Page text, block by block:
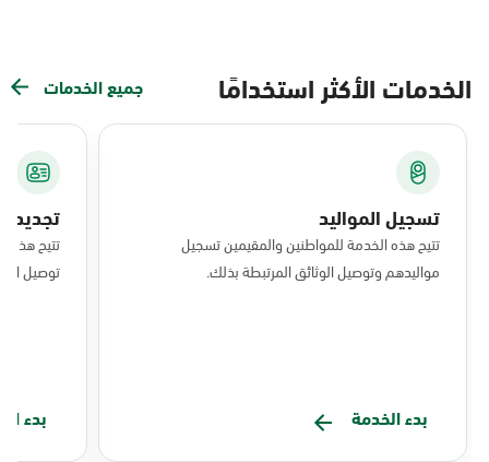
الخدمات الأكثر استخدامًا جميع الخدمات
تسجيل المواليد
تتيح هذه الخدمة للمواطنين والمقيمين تسجيل
مواليدهم وتوصيل الوثائق المرتبطة بذلك.
بدء الخدمة
تجديد
تتيح هذه
توصيل
بدء